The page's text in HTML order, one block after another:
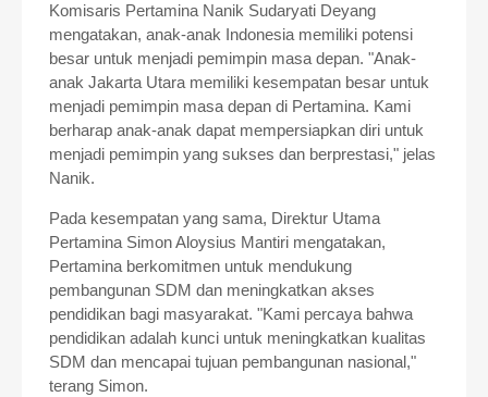
Komisaris Pertamina Nanik Sudaryati Deyang
mengatakan, anak-anak Indonesia memiliki potensi
besar untuk menjadi pemimpin masa depan. "Anak-
anak Jakarta Utara memiliki kesempatan besar untuk
menjadi pemimpin masa depan di Pertamina. Kami
berharap anak-anak dapat mempersiapkan diri untuk
menjadi pemimpin yang sukses dan berprestasi," jelas
Nanik.
Pada kesempatan yang sama, Direktur Utama
Pertamina Simon Aloysius Mantiri mengatakan,
Pertamina berkomitmen untuk mendukung
pembangunan SDM dan meningkatkan akses
pendidikan bagi masyarakat. "Kami percaya bahwa
pendidikan adalah kunci untuk meningkatkan kualitas
SDM dan mencapai tujuan pembangunan nasional,"
terang Simon.